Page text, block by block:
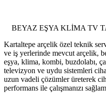
BEYAZ EŞYA KLİMA TV
Kartaltepe arçelik özel teknik
ve iş yerlerinde mevcut arçelik,
eşya, klima, kombi, buzdolabı,
televizyon ve uydu sistemleri
uzun vadeli çözümler üreterek
performans ile çalışmanızı